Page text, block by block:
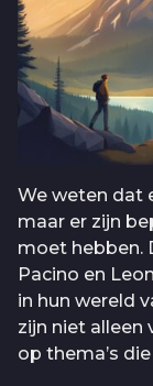
We weten dat
maar er zijn
moet hebben.
Pacino en
in hun wereld
zijn niet alleen
op thema’s